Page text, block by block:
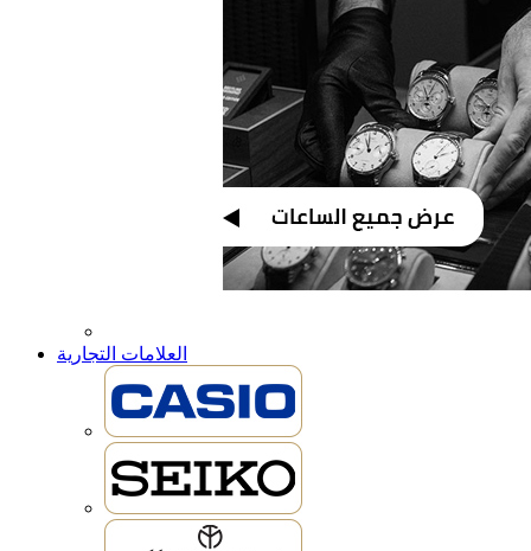
العلامات التجارية